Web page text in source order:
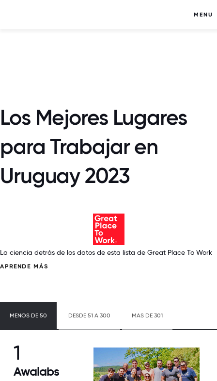
MENU
Los Mejores Lugares
para Trabajar en
Uruguay 2023
La ciencia detrás de los datos de esta lista de Great Place To Work
APRENDE MÁS
MENOS DE 50 DESDE 51 A 300 MAS DE 301
1
Awalabs